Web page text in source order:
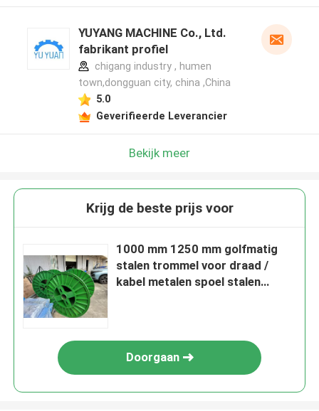
YUYANG MACHINE Co., Ltd.
fabrikant profiel
chigang industry , humen
town,dongguan city, china ,China
5.0
Geverifieerde Leverancier
Bekijk meer
Krijg de beste prijs voor
1000 mm 1250 mm golfmatig
stalen trommel voor draad /
kabel metalen spoel stalen
Doorgaan